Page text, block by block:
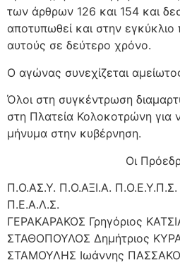
των άρθρων 126 και 154 και
αποτυπωθεί και στην
αυτούς σε δεύτερο χρόνο.
Ο αγώνας συνεχίζεται
Όλοι στη συγκέντρωση
στη Πλατεία Κολοκοτρώνη
μήνυμα στην κυβέρνηση.
Οι
Π.Ο.ΑΣ.Υ. Π.Ο.ΑΞΙ.Α.
Π.Ε.Α.Λ.Σ.
ΓΕΡΑΚΑΡΑΚΟΣ Γρηγόριος
ΣΤΑΘΟΠΟΥΛΟΣ Δημήτριος
ΣΤΑΜΟΥΛΗΣ Ιωάννης